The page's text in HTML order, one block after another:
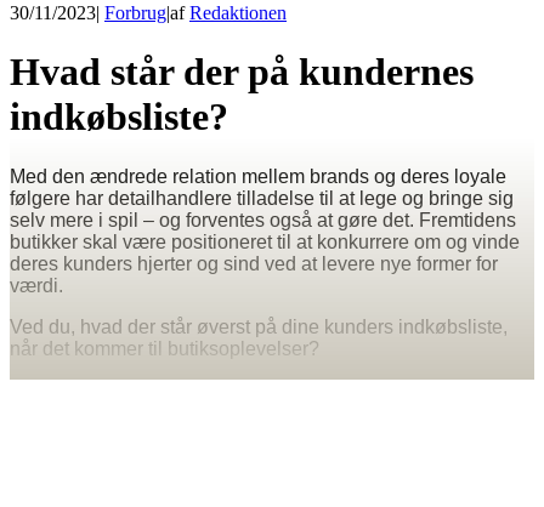
30/11/2023| Forbrug|afRedaktionen
Hvad står der på kundernes
indkøbsliste?
Med den ændrede relation mellem brands og deres loyale
følgere har detailhandlere tilladelse til at lege og bringe sig
selv mere i spil – og forventes også at gøre det. Fremtidens
butikker skal være positioneret til at konkurrere om og vinde
deres kunders hjerter og sind ved at levere nye former for
værdi.
Ved du, hvad der står øverst på dine kunders indkøbsliste,
når det kommer til butiksoplevelser?